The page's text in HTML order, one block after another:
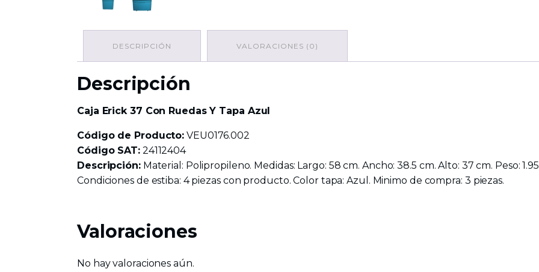
DESCRIPCIÓN VALORACIONES (0)
Descripción
Caja Erick 37 Con Ruedas Y Tapa Azul
Código de Producto: VEU0176.002
Código SAT:24112404
Descripción:Material: Polipropileno. Medidas: Largo: 58 cm. Ancho: 38.5 cm. Alto: 37 cm. Peso:
Condiciones de estiba: 4 piezas con producto. Color tapa: Azul. Minimo de compra: 3 piezas.
Valoraciones
No hay valoraciones aún.